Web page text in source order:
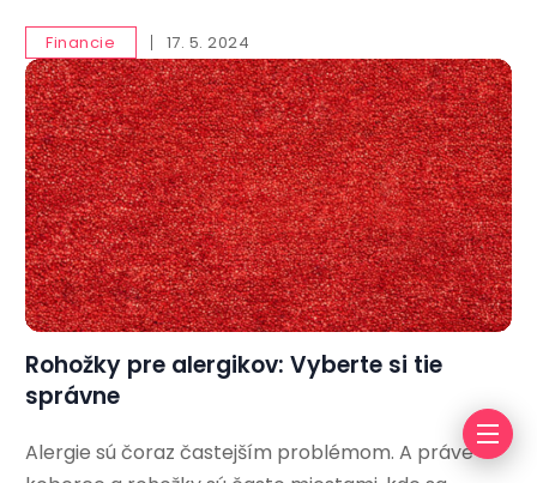
Financie 17. 5. 2024
Rohožky pre alergikov: Vyberte si tie
správne
Alergie sú čoraz častejším problémom. A práve